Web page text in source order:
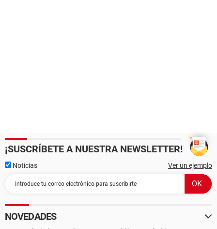
¡SUSCRÍBETE A NUESTRA NEWSLETTER!
Noticias Ver un ejemplo
NOVEDADES